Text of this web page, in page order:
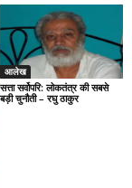
आलेख
सत्ता सर्वोपरि: लोकतंत्र की सबसे
बड़ी चुनौती – रघु ठाकुर